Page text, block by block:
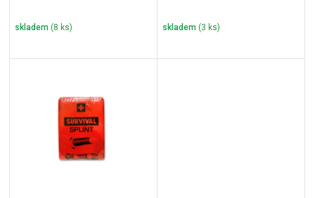
skladem (8 ks) skladem (3 ks)